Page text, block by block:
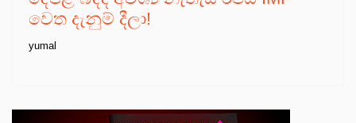
වෙත දැනුම් දීලා!
yumal